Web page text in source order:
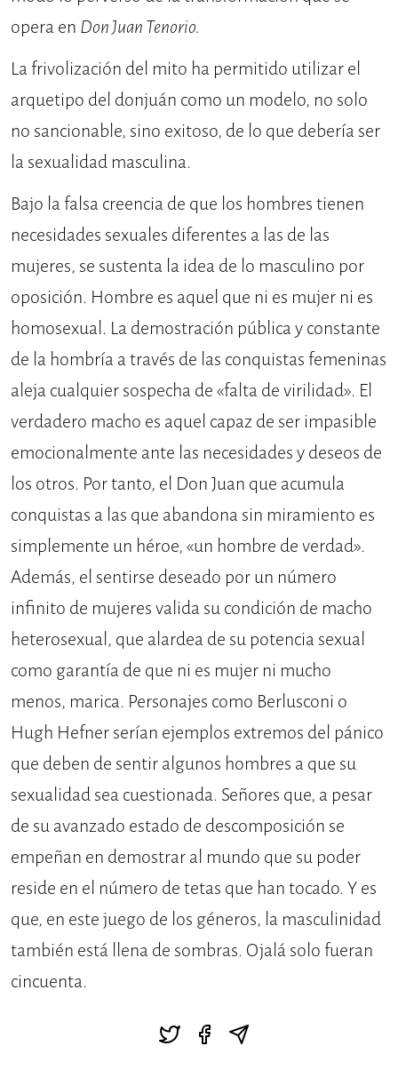
opera en Don Juan Tenorio.
La frivolización del mito ha permitido utilizar el
arquetipo del donjuán como un modelo, no solo
no sancionable, sino exitoso, de lo que debería ser
la sexualidad masculina.
Bajo la falsa creencia de que los hombres tienen
necesidades sexuales diferentes a las de las
mujeres, se sustenta la idea de lo masculino por
oposición. Hombre es aquel que ni es mujer ni es
homosexual. La demostración pública y constante
de la hombría a través de las conquistas femeninas
aleja cualquier sospecha de «falta de virilidad». El
verdadero macho es aquel capaz de ser impasible
emocionalmente ante las necesidades y deseos de
los otros. Por tanto, el Don Juan que acumula
conquistas a las que abandona sin miramiento es
simplemente un héroe, «un hombre de verdad».
Además, el sentirse deseado por un número
infinito de mujeres valida su condición de macho
heterosexual, que alardea de su potencia sexual
como garantía de que ni es mujer ni mucho
menos, marica. Personajes como Berlusconi o
Hugh Hefner serían ejemplos extremos del pánico
que deben de sentir algunos hombres a que su
sexualidad sea cuestionada. Señores que, a pesar
de su avanzado estado de descomposición se
empeñan en demostrar al mundo que su poder
reside en el número de tetas que han tocado. Y es
que, en este juego de los géneros, la masculinidad
también está llena de sombras. Ojalá solo fueran
cincuenta.